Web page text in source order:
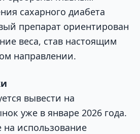
сахарного диабета
препарат ориентирован
веса, став настоящим
направлении.
вывести на
уже в январе 2026 года.
использование